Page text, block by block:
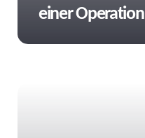
einer Operation